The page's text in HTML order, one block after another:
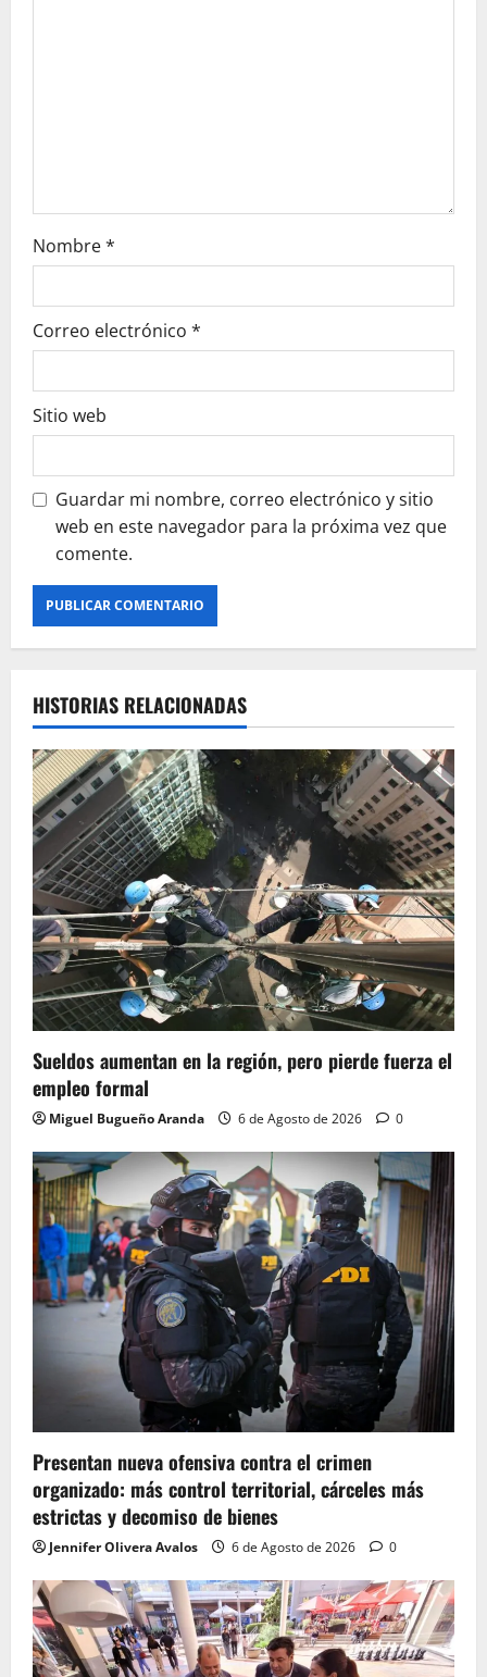
Nombre*
Correo electrónico *
Sitio web
Guardar mi nombre, correo electrónico y sitio
web en este navegador para la próxima vez que
comente.
HISTORIAS RELACIONADAS
Sueldos aumentan en la región, pero pierde fuerza el
empleo formal
Miguel Bugueño Aranda 6 de Agosto de 2026 0
Presentan nueva ofensiva contra el crimen
organizado: más control territorial, cárceles más
estrictas y decomiso de bienes
Jennifer Olivera Avalos 6 de Agosto de 2026 0